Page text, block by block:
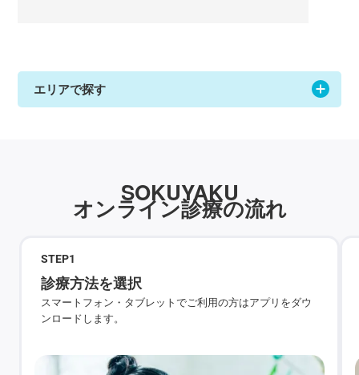
エリアで探す
SOKUYAKU
オンライン診療の流れ
STEP1
診療方法を選択
スマートフォン・タブレットでご利用の方はアプリをダウ
ンロードします。